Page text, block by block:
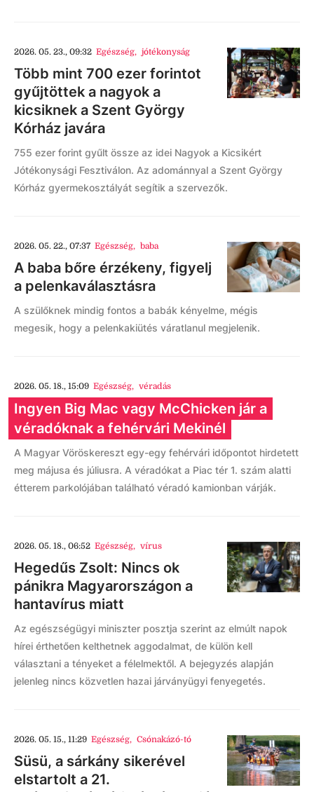
2026. 05. 23., 09:32 Egészség, jótékonyság
Több mint 700 ezer forintot
gyűjtöttek a nagyok a
kicsiknek a Szent György
Kórház javára
755 ezer forint gyűlt össze az idei Nagyok a Kicsikért
Jótékonysági Fesztiválon. Az adománnyal a Szent György
Kórház gyermekosztályát segítik a szervezők.
2026. 05. 22., 07:37 Egészség, baba
A baba bőre érzékeny, figyelj
a pelenkaválasztásra
A szülőknek mindig fontos a babák kényelme, mégis
megesik, hogy a pelenkakiütés váratlanul megjelenik.
2026. 05. 18., 15:09 Egészség, véradás
Ingyen Big Mac vagy McChicken jár a
véradóknak a fehérvári Mekinél
A Magyar Vöröskereszt egy-egy fehérvári időpontot hirdetett
meg májusa és júliusra. A véradókat a Piac tér 1. szám alatti
étterem parkolójában található véradó kamionban várják.
2026. 05. 18., 06:52 Egészség, vírus
Hegedűs Zsolt: Nincs ok
pánikra Magyarországon a
hantavírus miatt
Az egészségügyi miniszter posztja szerint az elmúlt napok
hírei érthetően kelthetnek aggodalmat, de külön kell
választani a tényeket a félelmektől. A bejegyzés alapján
jelenleg nincs közvetlen hazai járványügyi fenyegetés.
2026. 05. 15., 11:29 Egészség, Csónakázó-tó
Süsü, a sárkány sikerével
elstartolt a 21.